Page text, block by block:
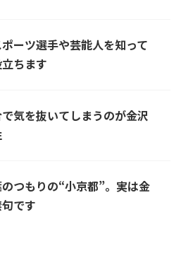
ーツ選手や芸能人を知って
ちます
気を抜いてしまうのが金沢
つもりの“小京都”。実は金
です